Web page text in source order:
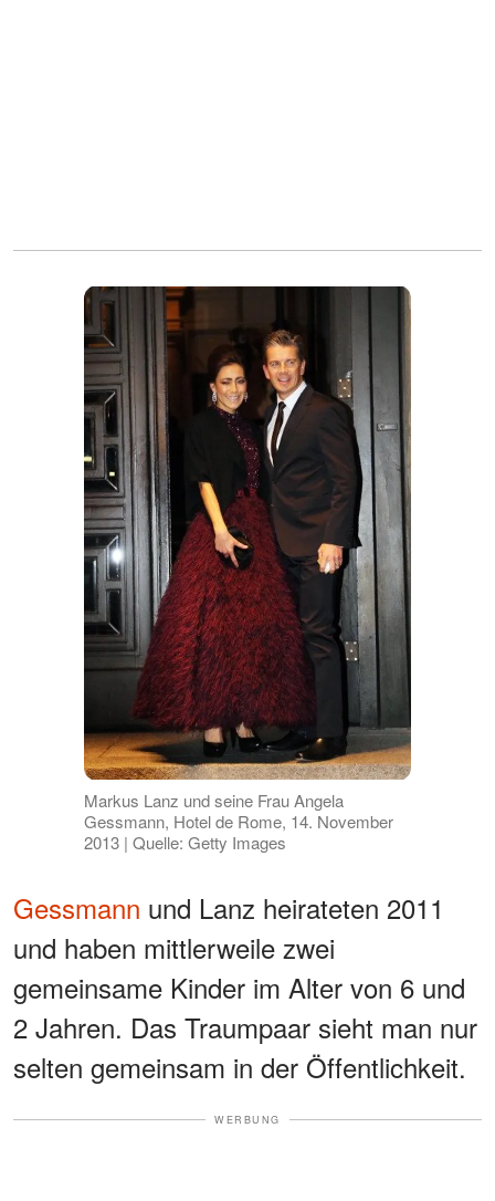
Markus Lanz und seine Frau Angela
Gessmann, Hotel de Rome, 14. November
2013 | Quelle: Getty Images
Gessmann und Lanz heirateten 2011
und haben mittlerweile zwei
gemeinsame Kinder im Alter von 6 und
2 Jahren. Das Traumpaar sieht man nur
selten gemeinsam in der Öffentlichkeit.
WERBUNG